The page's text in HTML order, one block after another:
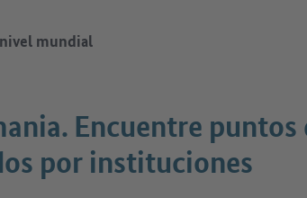
mundial
Encuentre puntos
por instituciones